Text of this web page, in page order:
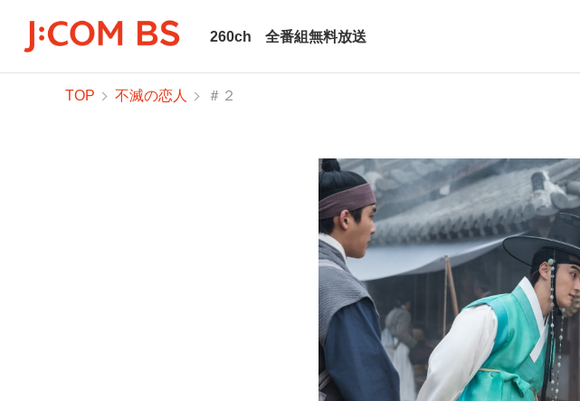
260ch 全番組無料放送
TOP 不滅の恋人 ＃２